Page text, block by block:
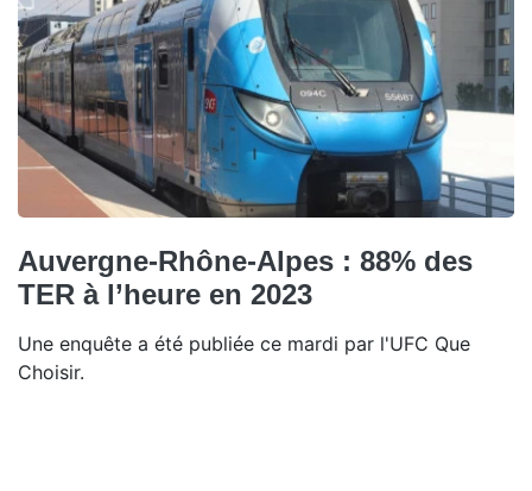
Auvergne-Rhône-Alpes : 88% des
TER à l’heure en 2023
Une enquête a été publiée ce mardi par l'UFC Que
Choisir.